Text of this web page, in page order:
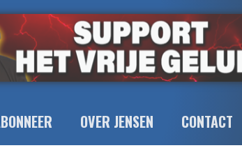
OVER JENSEN CONTACT